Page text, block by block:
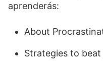
aprenderás:
About
Strategies to